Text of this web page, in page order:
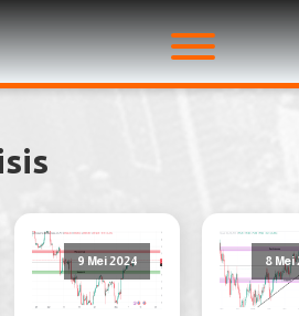
9 Mei 2024 8 Mei